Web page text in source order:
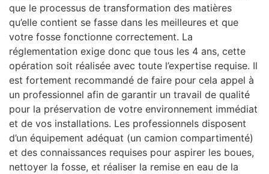
que le processus de transformation des matières
qu’elle contient se fasse dans les meilleures et que
votre fosse fonctionne correctement. La
réglementation exige donc que tous les 4 ans, cette
opération soit réalisée avec toute l’expertise requise. Il
est fortement recommandé de faire pour cela appel à
un professionnel afin de garantir un travail de qualité
pour la préservation de votre environnement immédiat
et de vos installations. Les professionnels disposent
d’un équipement adéquat (un camion compartimenté)
et des connaissances requises pour aspirer les boues,
nettoyer la fosse, et réaliser la remise en eau de la